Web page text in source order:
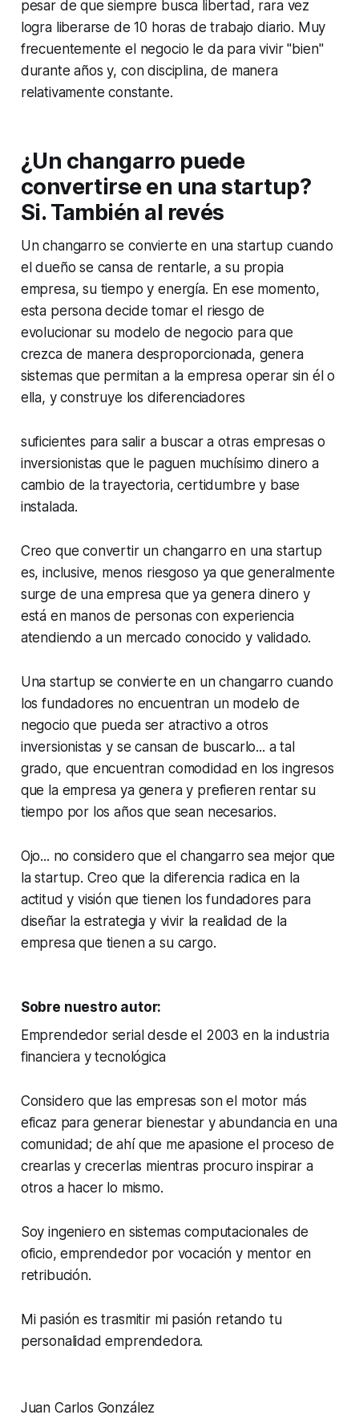
pesar de que siempre busca libertad, rara vez
logra liberarse de 10 horas de trabajo diario. Muy
frecuentemente el negocio le da para vivir "bien"
durante años y, con disciplina, de manera
relativamente constante.
¿Un changarro puede
convertirse en una startup?
Si. También al revés
Un changarro se convierte en una startup cuando
el dueño se cansa de rentarle, a su propia
empresa, su tiempo y energía. En ese momento,
esta persona decide tomar el riesgo de
evolucionar su modelo de negocio para que
crezca de manera desproporcionada, genera
sistemas que permitan a la empresa operar sin él o
ella, y construye los diferenciadores
suficientes para salir a buscar a otras empresas o
inversionistas que le paguen muchísimo dinero a
cambio de la trayectoria, certidumbre y base
instalada.
Creo que convertir un changarro en una startup
es, inclusive, menos riesgoso ya que generalmente
surge de una empresa que ya genera dinero y
está en manos de personas con experiencia
atendiendo a un mercado conocido y validado.
Una startup se convierte en un changarro cuando
los fundadores no encuentran un modelo de
negocio que pueda ser atractivo a otros
inversionistas y se cansan de buscarlo... a tal
grado, que encuentran comodidad en los ingresos
que la empresa ya genera y prefieren rentar su
tiempo por los años que sean necesarios.
Ojo... no considero que el changarro sea mejor que
la startup. Creo que la diferencia radica en la
actitud y visión que tienen los fundadores para
diseñar la estrategia y vivir la realidad de la
empresa que tienen a su cargo.
Sobre nuestro autor:
Emprendedor serial desde el 2003 en la industria
financiera y tecnológica
Considero que las empresas son el motor más
eficaz para generar bienestar y abundancia en una
comunidad; de ahí que me apasione el proceso de
crearlas y crecerlas mientras procuro inspirar a
otros a hacer lo mismo.
Soy ingeniero en sistemas computacionales de
oficio, emprendedor por vocación y mentor en
retribución.
Mi pasión es trasmitir mi pasión retando tu
personalidad emprendedora.
Juan Carlos González